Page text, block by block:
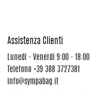
Assistenza Clienti
Lunedi - Venerdi 9:00 - 18:00
Telefono +39 388 3727381
info@sympabag.it